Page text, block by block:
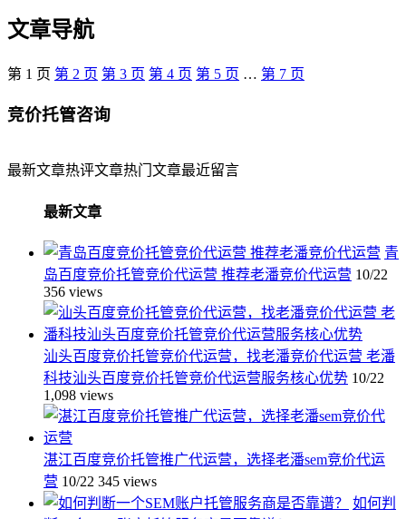
文章导航
第 1 页 第 2 页 第 3 页 第 4 页 第 5 页 … 第 7 页
竞价托管咨询
最新文章热评文章热门文章最近留言
最新文章
青
岛百度竞价托管竞价代运营 推荐老潘竞价代运营 10/22
356 views
汕头百度竞价托管竞价代运营，找老潘竞价代运营 老潘
科技汕头百度竞价托管竞价代运营服务核心优势 10/22
1,098 views
湛江百度竞价托管推广代运营，选择老潘sem竞价代运
营 10/22 345 views
如何判